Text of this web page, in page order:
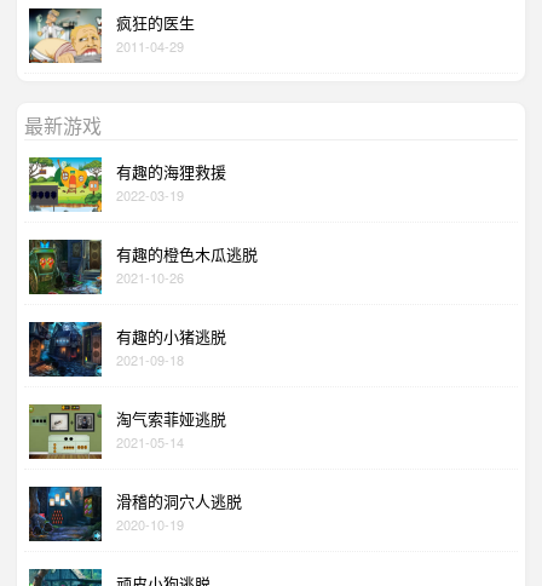
疯狂的医生
2011-04-29
最新游戏
有趣的海狸救援
2022-03-19
有趣的橙色木瓜逃脱
2021-10-26
有趣的小猪逃脱
2021-09-18
淘气索菲娅逃脱
2021-05-14
滑稽的洞穴人逃脱
2020-10-19